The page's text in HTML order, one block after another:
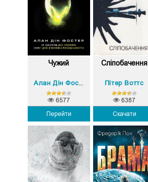
Чужий
Алан Дін Фостер
Перейти
6577
Сліпобачення
Пітер Воттс
Скачати
6387